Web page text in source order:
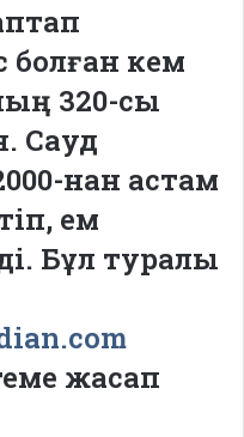
кем
320-сы
Сауд
нан астам
ем
Бұл туралы
жасап